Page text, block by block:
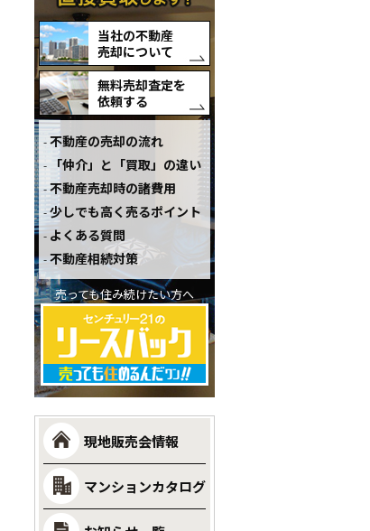
当社の不動産
売却について
無料売却査定を
依頼する
不動産の売却の流れ
「仲介」と「買取」の違い
不動産売却時の諸費用
少しでも高く売るポイント
よくある質問
不動産相続対策
売っても住み続けたい方へ
現地販売会情報
マンションカタログ